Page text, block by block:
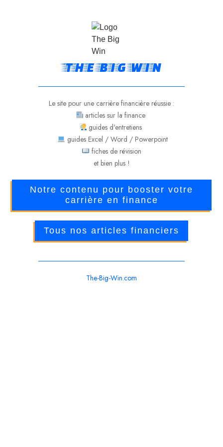
THE BIG WIN
Le site pour une carrière financière réussie :
articles sur la finance
guides d'entretiens
guides Excel / Word / Powerpoint
fiches de révision
et bien plus !
Notre contenu pour booster votre
carrière en finance
Tous nos articles financiers
The-Big-Win.com